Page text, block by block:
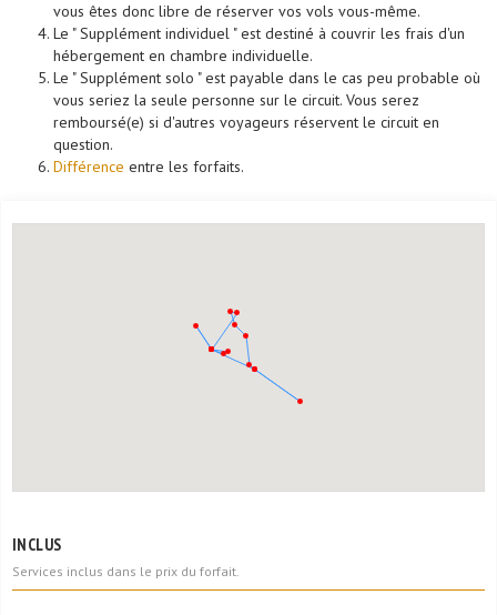
vous êtes donc libre de réserver vos vols vous-même.
Le " Supplément individuel " est destiné à couvrir les frais d'un
hébergement en chambre individuelle.
Le " Supplément solo " est payable dans le cas peu probable où
vous seriez la seule personne sur le circuit. Vous serez
remboursé(e) si d'autres voyageurs réservent le circuit en
question.
Différence entre les forfaits.
INCLUS
Services inclus dans le prix du forfait.